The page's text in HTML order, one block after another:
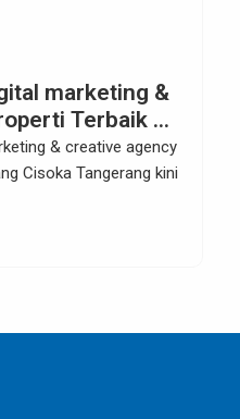
marketing &
Terbaik di
& creative agency
Cisoka Tangerang kini